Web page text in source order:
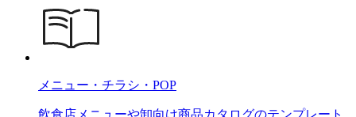
メニュー・チラシ・POP
飲食店メニューや卸向け商品カタログのテンプレート